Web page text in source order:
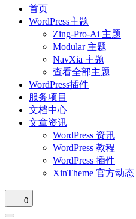
首页
WordPress主题
Zing-Pro-Ai 主题
Modular 主题
NavXia 主题
查看全部主题
WordPress插件
服务项目
文档中心
文章资讯
WordPress 资讯
WordPress 教程
WordPress 插件
XinTheme 官方动态
0